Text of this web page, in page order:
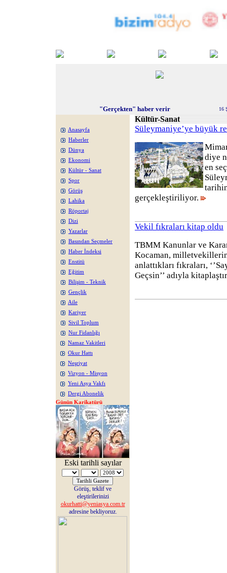
"Gerçekten" haber verir 16
Anasayfa
Haberler
Dünya
Ekonomi
Kültür - Sanat
Spor
Görüş
Lahika
Röportaj
Dizi
Yazarlar
Basından Seçmeler
Haber İndeksi
Enstitü
Eğitim
Bilişim - Teknik
Gençlik
Aile
Kariyer
Sivil Toplum
Nur Fidanlığı
Namaz Vakitleri
Okur Hattı
Neşriyat
Vizyon - Misyon
Yeni Asya Vakfı
Dergi Abonelik
Günün Karikatürü
Eski tarihli sayılar
Görüş, teklif ve
eleştirilerinizi
okurhatti@yeniasya.com.tr
adresine bekliyoruz.
Kültür-Sanat
Süleymaniye’ye büyük
diye
en
gerçekleştiriliyor.
Vekil fıkraları kitap oldu
TBMM Kanunlar ve
Kocaman,
anlattıkları fıkraları,
Geçsin’’ adıyla